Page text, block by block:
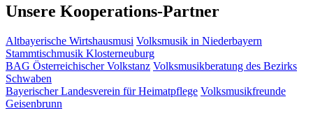
Unsere Kooperations-Partner
Altbayerische Wirtshausmusi Volksmusik in Niederbayern
Stammtischmusik Klosterneuburg
BAG Österreichischer Volkstanz Volksmusikberatung des Bezirks
Schwaben
Bayerischer Landesverein für Heimatpflege Volksmusikfreunde
Geisenbrunn